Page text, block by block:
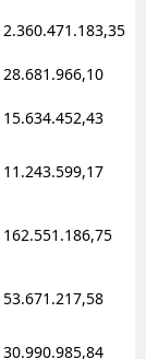
2.360.471.183,35
28.681.966,10
15.634.452,43
11.243.599,17
162.551.186,75
53.671.217,58
30.990.985,84